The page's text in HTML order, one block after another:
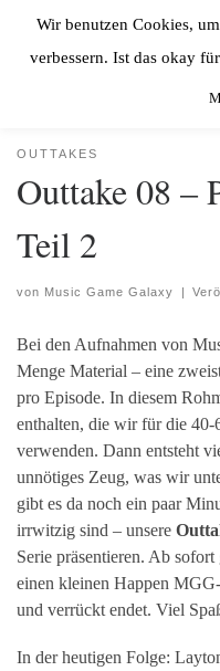
Zum Inhalt springen
Outtake 08 –
OUTTAKES
Outtake 08 –
Teil 2
von Music Game Galaxy |
Bei den Aufnahmen von
Menge Material – eine
pro Episode. In diesem
enthalten, die wir für die
verwenden. Dann entsteht
unnötiges Zeug, was wir
gibt es da noch ein paar
irrwitzig sind – unsere
Serie präsentieren. Ab sofort
einen kleinen Happen
und verrückt endet. Viel
In der heutigen Folge:
Wir benutzen Cookies,
verbessern. Ist das okay